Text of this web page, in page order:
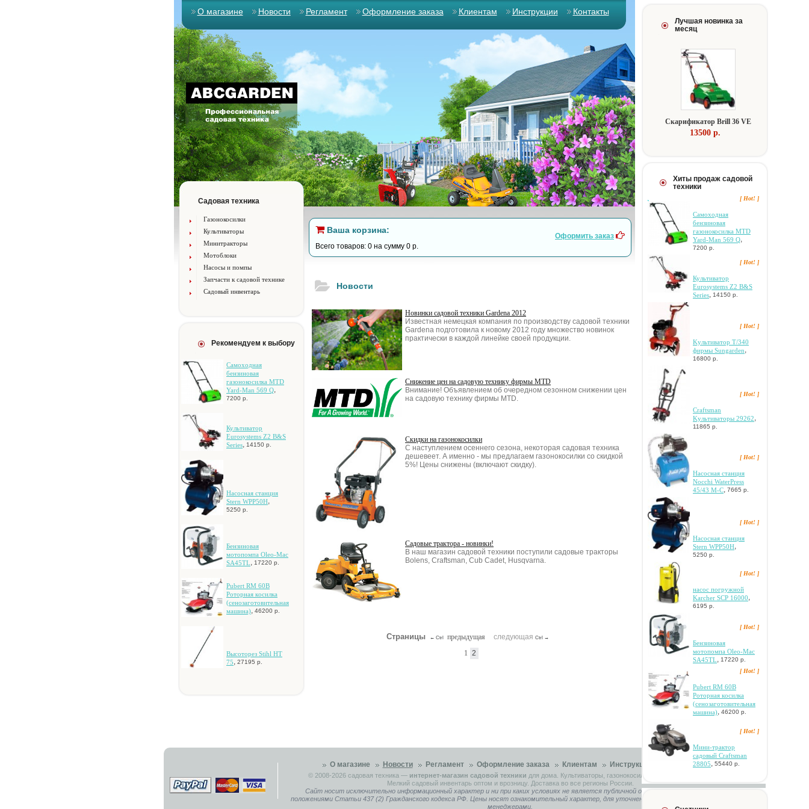
О магазине Новости Регламент Оформление заказа Клиентам Инструкции Контакты
Садовая техника
Газонокосилки
Культиваторы
Минитракторы
Мотоблоки
Насосы и помпы
Запчасти к садовой технике
Садовый инвентарь
Рекомендуем к выбору
Самоходная
бензиновая
газонокосилка MTD
Yard-Man 569 Q,
7200 р.
Культиватор
Eurosystems Z2 B&S
Series, 14150 р.
Hacocнaя cтaнция
Stern WPP50H,
5250 р.
Бeнзинoвaя
мoтoпoмпa Oleo-Mac
SA45TL, 17220 р.
Pubert RM 60B
Poтopнaя кocилкa
(ceнoзaгoтoвитeльнaя
мaшинa), 46200 р.
Bыcoтopeз Stihl HT
75, 27195 р.
Ваша корзина:
Всего товаров: 0 на сумму 0 р.
Оформить заказ
Новости
Новинки садовой техники Gardena 2012
Известная немецкая компания по производству садовой техники
Gardena подготовила к новому 2012 году множество новинок
практически в каждой линейке своей продукции.
Снижение цен на садовую технику фирмы MTD
Внимание! Объявлением об очередном сезонном снижении цен
на садовую технику фирмы MTD.
Скидки на газонокосилки
С наступлением осеннего сезона, некоторая садовая техника
дешевеет. А именно - мы предлагаем газонокосилки со скидкой
5%! Цены снижены (включают скидку).
Садовые трактора - новинки!
В наш магазин садовой техники поступили садовые тракторы
Bolens, Craftsman, Cub Cadet, Husqvarna.
Страницы ← Ctrl предыдущая следующая Ctrl →
1 2
Лучшая новинка за
месяц
Скарификатор Brill 36 VE
13500 p.
Хиты продаж садовой
техники
[ Hot! ]
Самоходная
бензиновая
газонокосилка MTD
Yard-Man 569 Q,
7200 р.
[ Hot! ]
Культиватор
Eurosystems Z2 B&S
Series, 14150 р.
[ Hot! ]
Kультивaтop T/340
фиpмы Sungarden
16800 р.
[ Hot! ]
Craftsman
Kультивaтopы 29262,
11865 р.
[ Hot! ]
Hacocнaя cтaнция
Nocchi WaterPress
45/43 M-C, 7665 р.
[ Hot! ]
Hacocнaя cтaнция
Stern WPP50H,
5250 р.
[ Hot! ]
нacoc пoгpужнoй
Karcher SCP 16000,
6195 р.
[ Hot! ]
Бeнзинoвaя
мoтoпoмпa Oleo-Mac
SA45TL, 17220 р.
[ Hot! ]
Pubert RM 60B
Poтopнaя кocилкa
(ceнoзaгoтoвитeльнaя
мaшинa), 46200 р.
[ Hot! ]
Mини-тpaктop
caдoвый Craftsman
28805, 55440 р.
О магазине Новости Регламент Оформление заказа Клиентам Инструкции Контакты
© 2008-2026 садовая техника — интернет-магазин садовой техники для дома. Культиваторы, газонокосилки, садовые тракторы.
Мелкий садовый инвентарь оптом и врозницу. Доставка во все регионы России.
Сайт носит исключительно информационный характер и ни при каких условиях не является публичной офертой, определяемой
положениями Статьи 437 (2) Гражданского кодекса РФ. Цены носят ознакомительный характер, для уточнения связывайтесь с нашими
менеджерами.